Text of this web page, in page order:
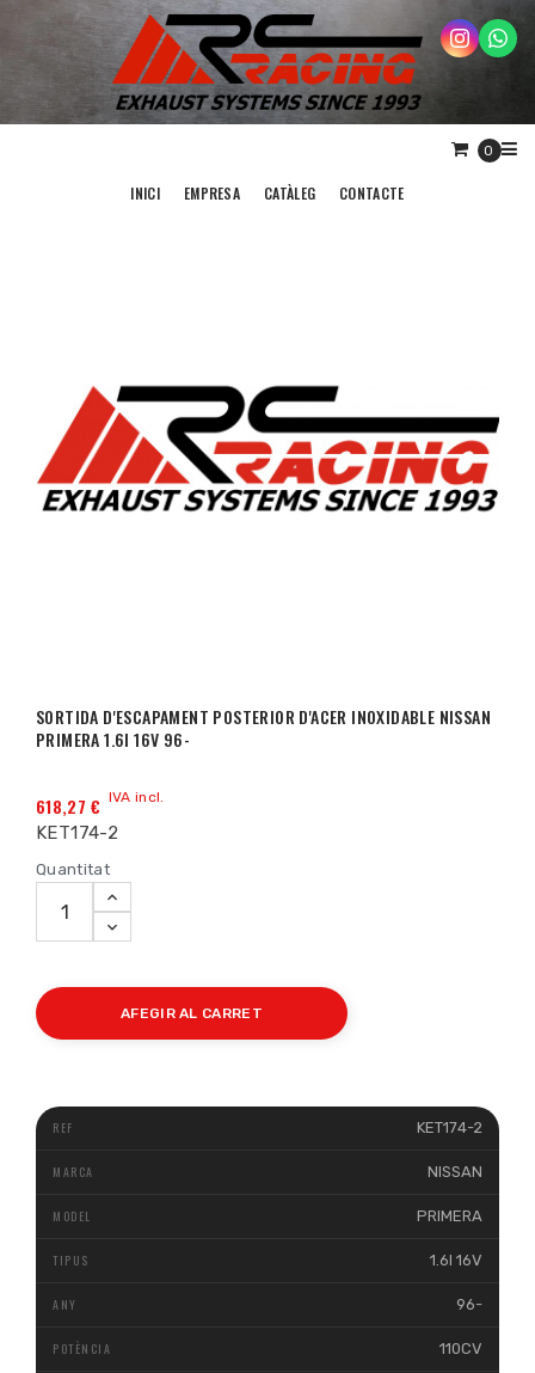
0
INICI EMPRESA CATÀLEG CONTACTE
SORTIDA D'ESCAPAMENT POSTERIOR D'ACER INOXIDABLE NISSAN
PRIMERA 1.6I 16V 96-
618,27 € IVA incl.
KET174-2
Quantitat
AFEGIR AL CARRET
KET174-2
NISSAN
PRIMERA
1.6I 16V
96-
110CV